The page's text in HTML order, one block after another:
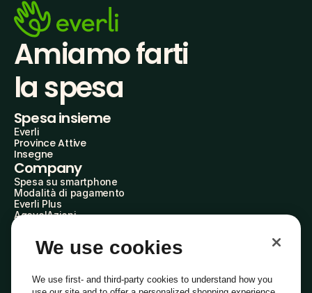
Amiamo farti
la spesa
Spesa insieme
Everli
Province Attive
Insegne
Company
Spesa su smartphone
Modalità di pagamento
Everli Plus
AgevolAzioni
Everli Shoppers
Scopri chi siamo
We use cookies
We use first- and third-party cookies to understand how you